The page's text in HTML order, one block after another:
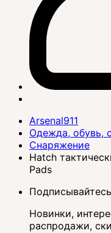
Arsenal911
Одежда, обувь,
Снаряжение
Hatch
Pads
Новинки,
распродажи,